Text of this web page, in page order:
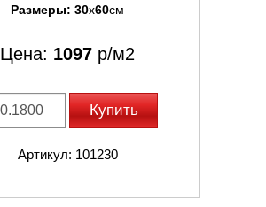
Размеры: 30x60см
Цена: 1097 р/м2
Купить
Артикул: 101230